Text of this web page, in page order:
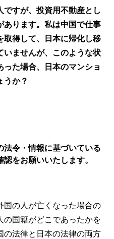
すが、投資用不動産とし
あります。私は中国で仕事
取得して、日本に帰化し移
いませんが、このような状
た場合、日本のマンショ
うか？
令・情報に基づいている
をお願いいたします。
の人が亡くなった場合の
国籍がどこであったかを
の法律と日本の法律の両方